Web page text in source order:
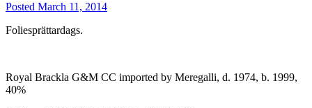
Posted March 11, 2014
Foliesprättardags.
Royal Brackla G&M CC imported by Meregalli, d. 1974, b. 1999,
40%